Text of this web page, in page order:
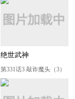
绝世武神
第331话3 敲诈魔头（3）